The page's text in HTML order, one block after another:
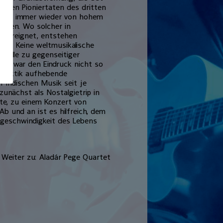
den Pioniertaten des dritten
immer wieder von hohem
Wo solcher in
ereignet, entstehen
Keine weltmusikalische
zu gegenseitiger
zwar den Eindruck nicht so
aufhebende
indischen Musik seit je
als Nostalgietrip in
zu einem Konzert von
und an ist es hilfreich, dem
des Lebens
Weiter zu: Aladár Pege Quartet